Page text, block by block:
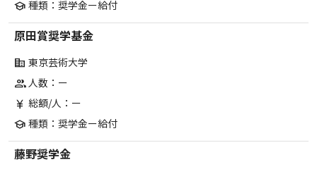
school 種類：奨学金ー給付
原田賞奨学基金
corporate_fare 東京芸術大学
group人数：ー
currency_yen 総額/人：ー
school 種類：奨学金ー給付
藤野奨学金